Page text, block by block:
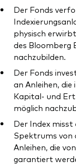
Ressourcen
Marktvolatilität
Research
Anbieterliste
Vanguard
Der Fonds
physisch
des Bloomberg
nachzubilden.
Der Fonds
an Anleihen,
Kapital- und
möglich
Der Index
Spektrums von
Anleihen, die
garantiert